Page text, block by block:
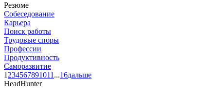
Резюме
Собеседование
Карьера
Поиск работы
Трудовые споры
Профессии
Продуктивность
Саморазвитие
1 234567891011 ...16дальше
HeadHunter